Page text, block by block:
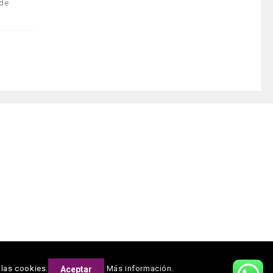
cookies. Aceptar Más información.